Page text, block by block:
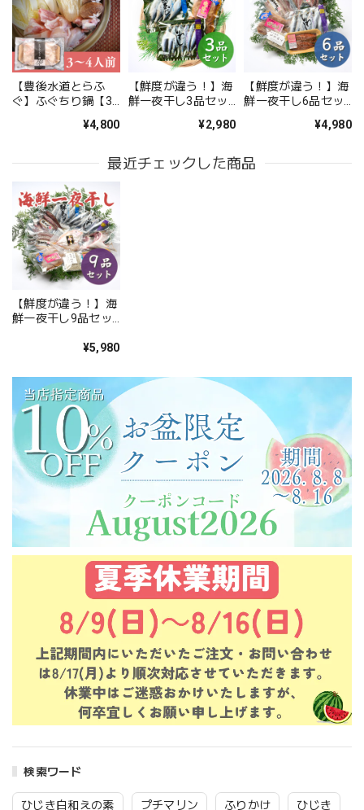
検索ワード
ひじき白和えの素 プチマリン ふりかけ ひじき
【豊後水道とらふ
ぐ】ふぐちり鍋【3
料】北海道・沖縄は
¥4,800
【鮮度が違う！】海
鮮一夜干し3品セッ
無料】北海道・沖縄
¥2,980
【鮮度が違う！】海
鮮一夜干し6品セッ
道・沖縄は別途送料
¥4,980
最近チェックした商品
【鮮度が違う！】海
鮮一夜干し9品セッ
道・沖縄は別途送料
¥5,980